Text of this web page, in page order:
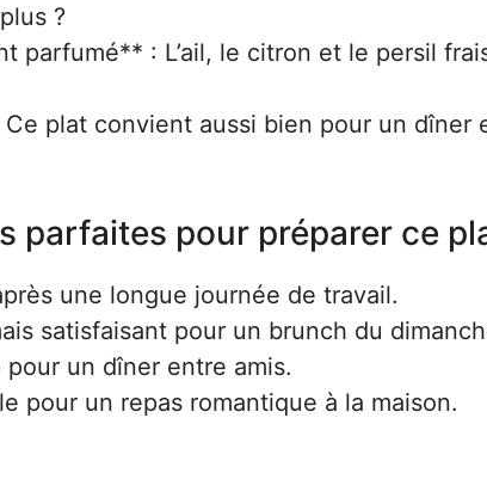
?
parfumé** : L’ail, le citron et le persil
plat convient aussi bien pour un dîner
parfaites pour préparer ce
une longue journée de travail.
satisfaisant pour un brunch du
un dîner entre amis.
pour un repas romantique à la maison.